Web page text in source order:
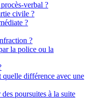
verbal ?
civile ?
?
?
la police ou la
quelle différence avec une
poursuites à la suite